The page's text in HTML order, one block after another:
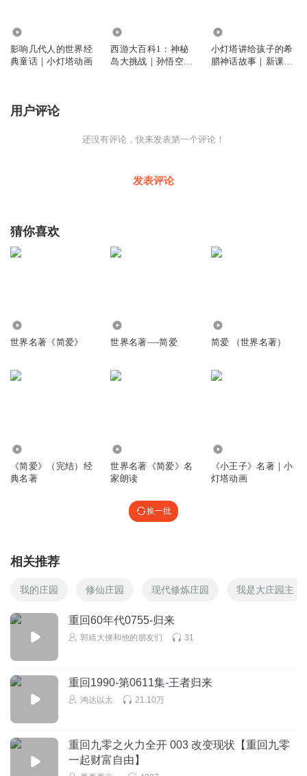
影响几代人的世界经
典童话｜小灯塔动画
西游大百科1：神秘
岛大挑战｜孙悟空带
小灯塔讲给孩子的希
腊神话故事｜新课标
用户评论
还没有评论，快来发表第一个评论！
发表评论
猜你喜欢
世界名著《简爱》 世界名著—-简爱 简爱 （世界名著）
《简爱》（完结）经
典名著
世界名著《简爱》名
家朗读
《小王子》名著｜小
灯塔动画
换一批
相关推荐
我的庄园 修仙庄园 现代修炼庄园 我是大庄园主
重回60年代0755-归来
郭靖大侠和他的朋友们 31
重回1990-第0611集-王者归来
鸿达以太 21.10万
重回九零之火力全开 003 改变现状【重回九零
一起财富自由】